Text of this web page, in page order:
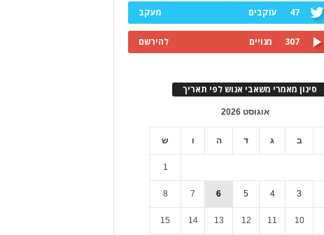
47 עוקבים מעקב
307 מנויים להירשם
סינון מאמרי משאבי אנוש לפי תאריך
אוגוסט 2026
ב ג ד ה ו ש
1
3
4
5
6
7
8
10
11
12
13
14
15